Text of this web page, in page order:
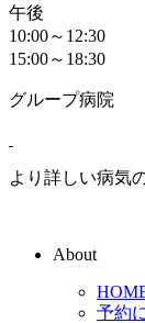
午後
10:00～12:30
15:00～18:30
グループ病院
より詳しい病気
About
予約